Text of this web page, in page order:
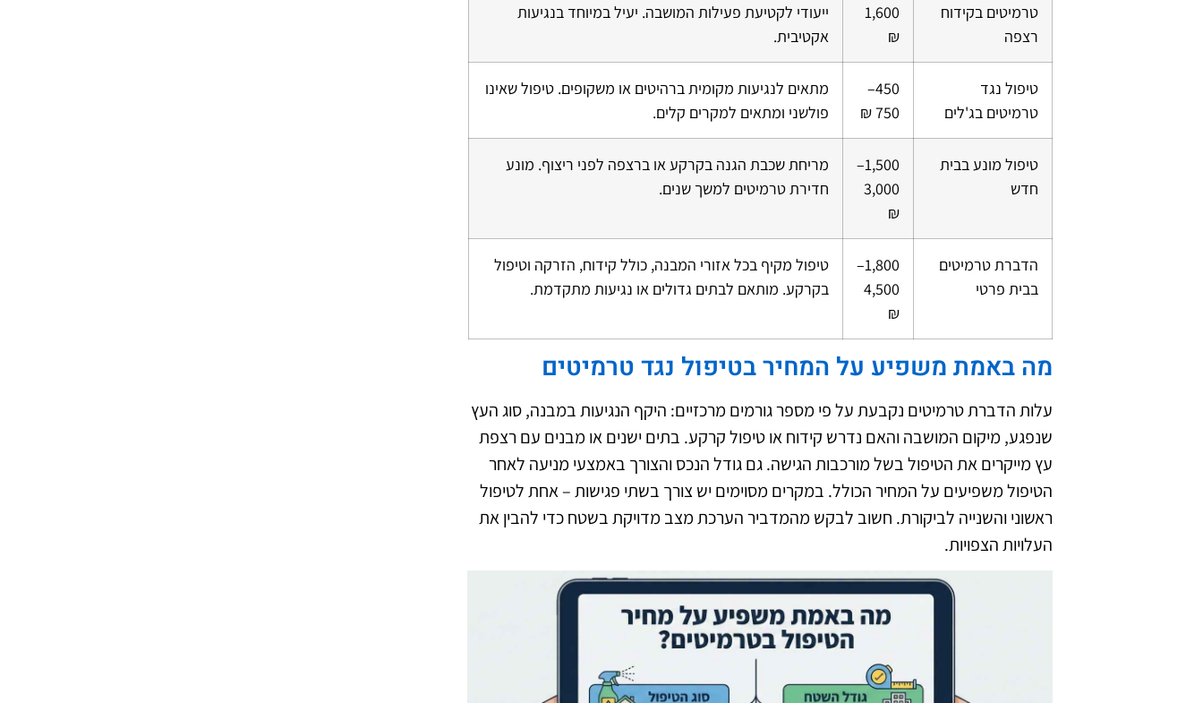
טרמיטים בקידוח
רצפה
1,600
₪
ייעודי לקטיעת פעילות המושבה. יעיל במיוחד בנגיעות
אקטיבית.
טיפול נגד
טרמיטים בג'לים
450–
750 ₪
מתאים לנגיעות מקומית ברהיטים או משקופים. טיפול שאינו
פולשני ומתאים למקרים קלים.
טיפול מונע בבית
חדש
1,500–
3,000
₪
מריחת שכבת הגנה בקרקע או ברצפה לפני ריצוף. מונע
חדירת טרמיטים למשך שנים.
הדברת טרמיטים
בבית פרטי
1,800–
4,500
₪
טיפול מקיף בכל אזורי המבנה, כולל קידוח, הזרקה וטיפול
בקרקע. מותאם לבתים גדולים או נגיעות מתקדמת.
מה באמת משפיע על המחיר בטיפול נגד טרמיטים
עלות הדברת טרמיטים נקבעת על פי מספר גורמים מרכזיים: היקף הנגיעות במבנה, סוג העץ
שנפגע, מיקום המושבה והאם נדרש קידוח או טיפול קרקע. בתים ישנים או מבנים עם רצפת
עץ מייקרים את הטיפול בשל מורכבות הגישה. גם גודל הנכס והצורך באמצעי מניעה לאחר
הטיפול משפיעים על המחיר הכולל. במקרים מסוימים יש צורך בשתי פגישות – אחת לטיפול
ראשוני והשנייה לביקורת. חשוב לבקש מהמדביר הערכת מצב מדויקת בשטח כדי להבין את
העלויות הצפויות.